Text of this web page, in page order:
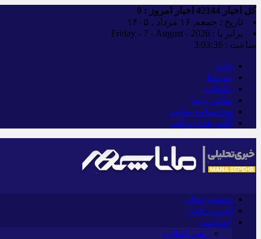
کل اخبار اخبار امروز : 0
تاریخ : جمعه, ۱۶ مرداد , ۱۴۰۵
برابر با : Friday - 7 - August - 2026
ساعت : 3:03:36
خانه
پیوندها
تبلیغات
تماس با ما
شناسنامه سایت
آگهی های دولتی
صفحه اصلی
آخرین اخبار
*سیاسی
رهبر انقلاب